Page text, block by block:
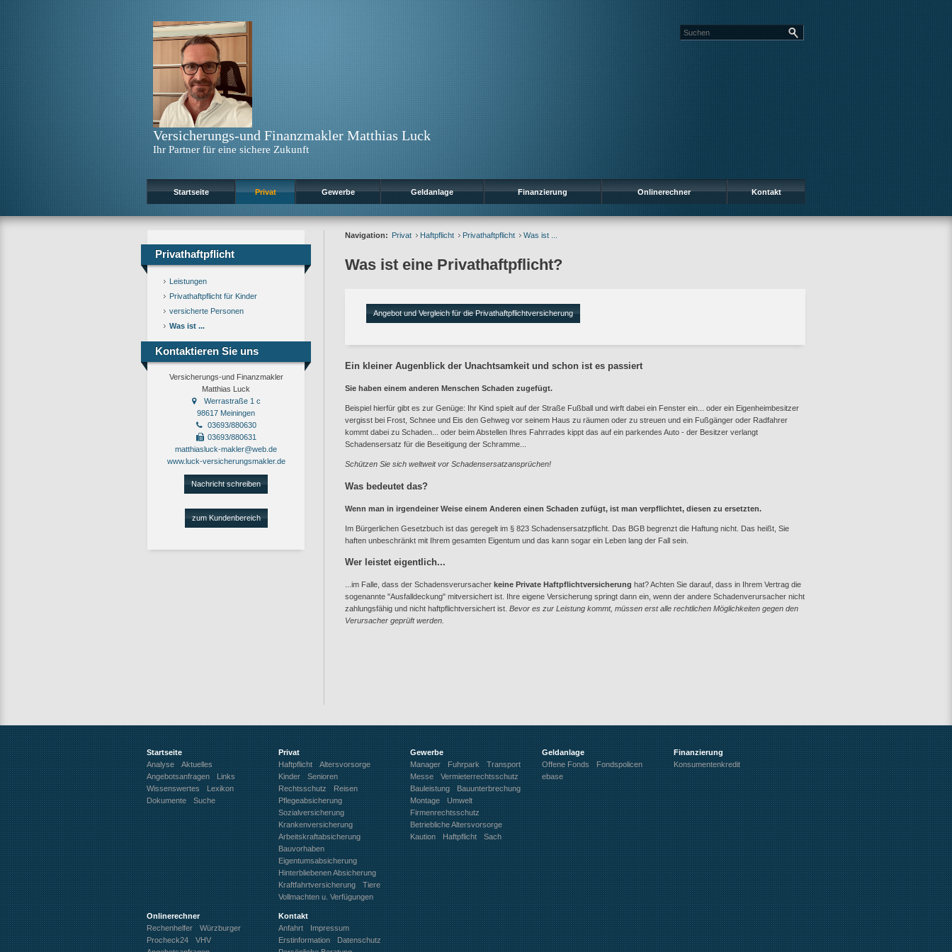
Versicherungs-und Finanzmakler Matthias Luck
Ihr Partner für eine sichere Zukunft
Startseite Privat Gewerbe Geldanlage Finanzierung Onlinerechner Kontakt
Privathaftpflicht
Leistungen
Privathaftpflicht für Kinder
versicherte Personen
Was ist ...
Kontaktieren Sie uns
Versicherungs-und Finanzmakler
Matthias Luck
Werrastraße 1 c
98617 Meiningen
03693/880630
03693/880631
matthiasluck-makler@web.de
www.luck-versicherungsmakler.de
Nachricht schreiben
zum Kundenbereich
Navigation: Privat Haftpflicht Privathaftpflicht Was ist ...
Was ist eine Privathaftpflicht?
Angebot und Vergleich für die Privathaftpflichtversicherung
Ein kleiner Augenblick der Unachtsamkeit und schon ist es passiert
Sie haben einem anderen Menschen Schaden zugefügt.
Beispiel hierfür gibt es zur Genüge: Ihr Kind spielt auf der Straße Fußball und wirft dabei ein Fenster ein... oder ein Eigenheimbesitzer
vergisst bei Frost, Schnee und Eis den Gehweg vor seinem Haus zu räumen oder zu streuen und ein Fußgänger oder Radfahrer
kommt dabei zu Schaden... oder beim Abstellen Ihres Fahrrades kippt das auf ein parkendes Auto - der Besitzer verlangt
Schadensersatz für die Beseitigung der Schramme...
Schützen Sie sich weltweit vor Schadensersatzansprüchen!
Was bedeutet das?
Wenn man in irgendeiner Weise einem Anderen einen Schaden zufügt, ist man verpflichtet, diesen zu ersetzten.
Im Bürgerlichen Gesetzbuch ist das geregelt im § 823 Schadensersatzpflicht. Das BGB begrenzt die Haftung nicht. Das heißt, Sie
haften unbeschränkt mit Ihrem gesamten Eigentum und das kann sogar ein Leben lang der Fall sein.
Wer leistet eigentlich...
...im Falle, dass der Schadensverursacher keine Private Haftpflichtversicherung hat? Achten Sie darauf, dass in Ihrem Vertrag die
sogenannte "Ausfalldeckung" mitversichert ist. Ihre eigene Versicherung springt dann ein, wenn der andere Schadenverursacher nicht
zahlungsfähig und nicht haftpflichtversichert ist. Bevor es zur Leistung kommt, müssen erst alle rechtlichen Möglichkeiten gegen den
Verursacher geprüft werden.
Startseite
Analyse
Aktuelles
Angebotsanfragen
Links
Wissenswertes
Lexikon
Dokumente
Suche
Privat
Haftpflicht
Altersvorsorge
Kinder
Senioren
Rechtsschutz
Reisen
Pflegeabsicherung
Sozialversicherung
Krankenversicherung
Arbeitskraftabsicherung
Bauvorhaben
Eigentumsabsicherung
Hinterbliebenen Absicherung
Kraftfahrtversicherung
Tiere
Vollmachten u. Verfügungen
Gewerbe
Manager
Fuhrpark
Transport
Messe
Vermieterrechtsschutz
Bauleistung
Bauunterbrechung
Montage
Umwelt
Firmenrechtsschutz
Betriebliche Altersvorsorge
Kaution
Haftpflicht Sach
Geldanlage
Offene Fonds
Fondspolicen
ebase
Finanzierung
Konsumentenkredit
Onlinerechner
Rechenhelfer
Würzburger
Procheck24
VHV
Kontakt
Anfahrt
Impressum
Erstinformation
Datenschutz